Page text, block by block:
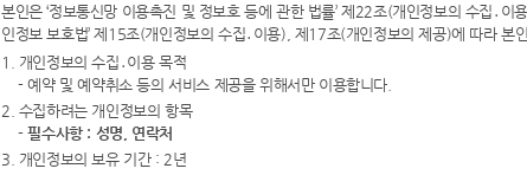
본인은 ‘정보통신망 이용촉진 및 정보호 등에 관한 법률’ 제22조(개인정보의 수집․
인정보 보호법’ 제15조(개인정보의 수집․이용), 제17조(개인정보의 제공)에 따라 본
1. 개인정보의 수집․이용 목적
- 예약 및 예약취소 등의 서비스 제공을 위해서만 이용합니다.
2. 수집하려는 개인정보의 항목
-필수사항 : 성명, 연락처
3. 개인정보의 보유 기간 : 2년